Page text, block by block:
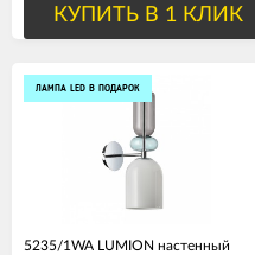
КУПИТЬ В 1 КЛИК
ЛАМПА LED В ПОДАРОК
5235/1WA LUMION настенный